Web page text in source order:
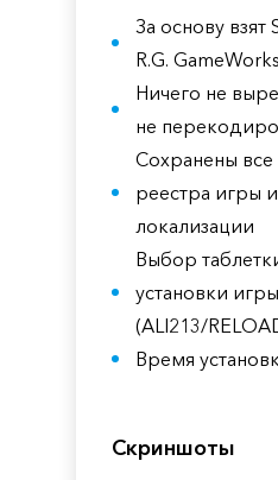
За основу взят
R.G. GameWorks
Ничего не
не
Сохранены
реестра игры
локализации
Выбор
установки игры
(ALI213/
Время
Скриншоты